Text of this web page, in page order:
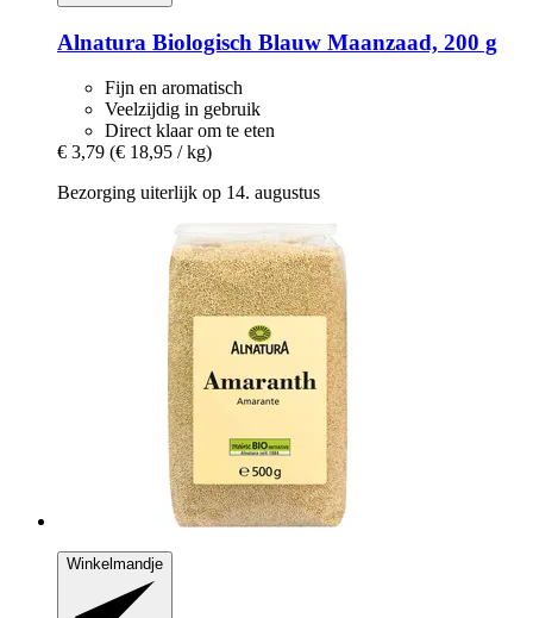
Alnatura Biologisch Blauw Maanzaad, 200 g
Fijn en aromatisch
Veelzijdig in gebruik
Direct klaar om te eten
€ 3,79 (€ 18,95 / kg)
Bezorging uiterlijk op 14. augustus
Winkelmandje